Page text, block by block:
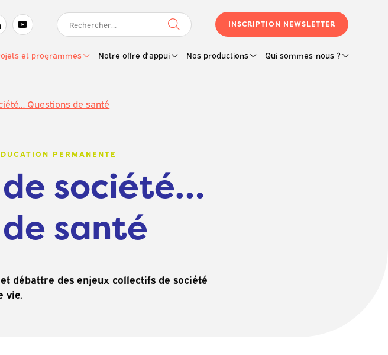
RECHERCHER :
INSCRIPTION NEWSLETTER
et programmes Notre offre d’appui Nos productions Qui sommes-nous ?
Questions de santé
PERMANENTE
société…
santé
débattre des enjeux collectifs de société
vie.